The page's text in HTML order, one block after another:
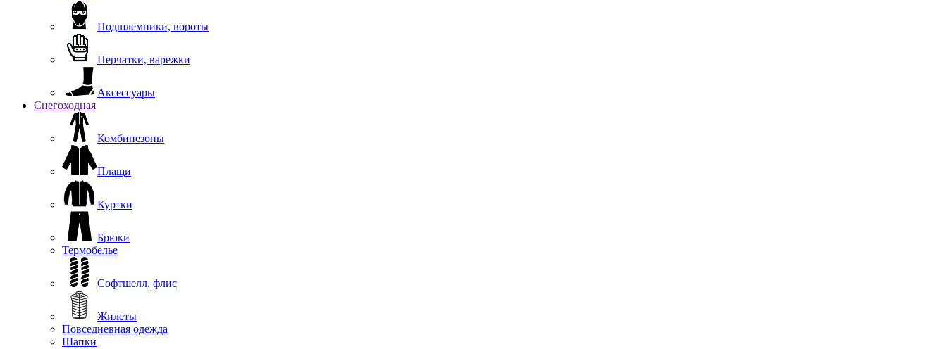
Подшлемники, вороты
Перчатки, варежки
Аксессуары
Снегоходная
Комбинезоны
Плащи
Куртки
Брюки
Термобелье
Софтшелл, флис
Жилеты
Повседневная одежда
Шапки